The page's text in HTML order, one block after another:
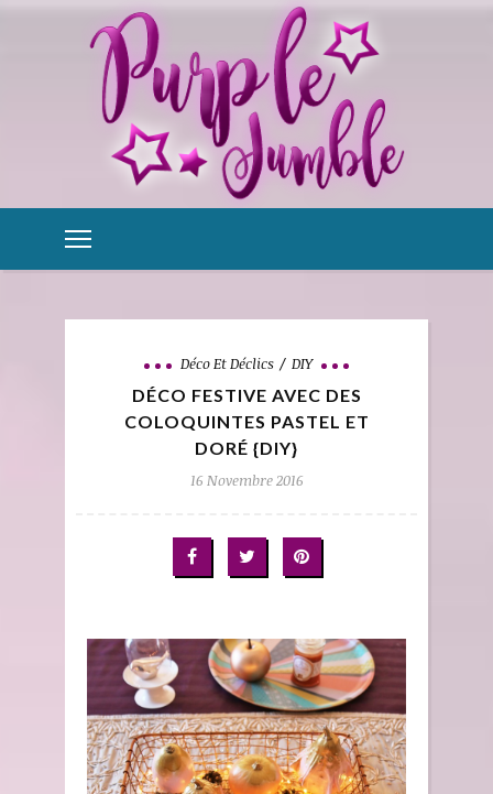
Déco Et Déclics DIY
DÉCO FESTIVE AVEC DES
COLOQUINTES PASTEL ET
DORÉ {DIY}
16 Novembre 2016